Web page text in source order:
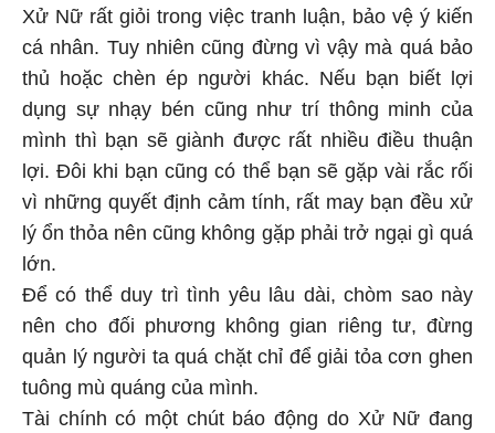
Xử Nữ rất giỏi trong việc tranh luận, bảo vệ ý kiến
cá nhân. Tuy nhiên cũng đừng vì vậy mà quá bảo
thủ hoặc chèn ép người khác. Nếu bạn biết lợi
dụng sự nhạy bén cũng như trí thông minh của
mình thì bạn sẽ giành được rất nhiều điều thuận
lợi. Đôi khi bạn cũng có thể bạn sẽ gặp vài rắc rối
vì những quyết định cảm tính, rất may bạn đều xử
lý ổn thỏa nên cũng không gặp phải trở ngại gì quá
lớn.
Để có thể duy trì tình yêu lâu dài, chòm sao này
nên cho đối phương không gian riêng tư, đừng
quản lý người ta quá chặt chỉ để giải tỏa cơn ghen
tuông mù quáng của mình.
Tài chính có một chút báo động do Xử Nữ đang